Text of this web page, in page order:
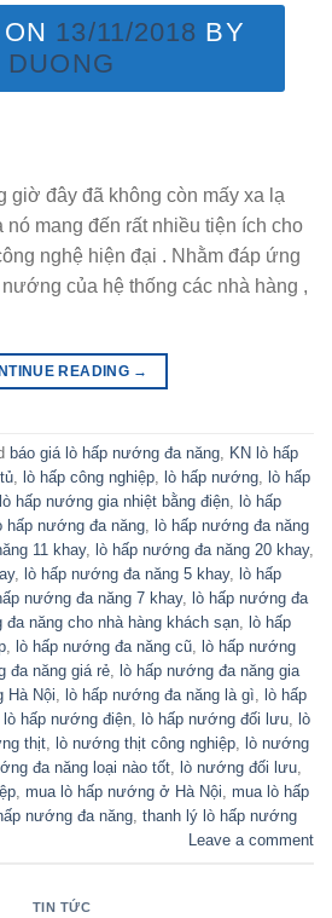
13/11/2018 BY
DUONG
giờ đây đã không còn mấy xa lạ
mang đến rất nhiều tiện ích cho
nghệ hiện đại . Nhằm đáp ứng
của hệ thống các nhà hàng ,
READING →
báo giá lò hấp nướng đa năng, KN lò hấp
, lò hấp công nghiệp, lò hấp nướng, lò hấp
lò hấp nướng gia nhiệt bằng điện, lò hấp
hấp nướng đa năng, lò hấp nướng đa năng
11 khay, lò hấp nướng đa năng 20 khay,
, lò hấp nướng đa năng 5 khay, lò hấp
nướng đa năng 7 khay, lò hấp nướng đa
đa năng cho nhà hàng khách sạn, lò hấp
, lò hấp nướng đa năng cũ, lò hấp nướng
đa năng giá rẻ, lò hấp nướng đa năng gia
Hà Nội, lò hấp nướng đa năng là gì, lò hấp
lò hấp nướng điện, lò hấp nướng đối lưu, lò
thịt, lò nướng thịt công nghiệp, lò nướng
đa năng loại nào tốt, lò nướng đối lưu,
, mua lò hấp nướng ở Hà Nội, mua lò hấp
nướng đa năng, thanh lý lò hấp nướng
Leave a comment
TIN TỨC